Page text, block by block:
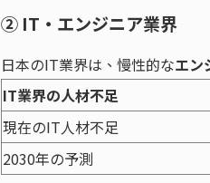
② IT・エンジニア業界
日本のIT業界は、慢性的なエン
IT業界の人材不足
現在のIT人材不足
2030年の予測